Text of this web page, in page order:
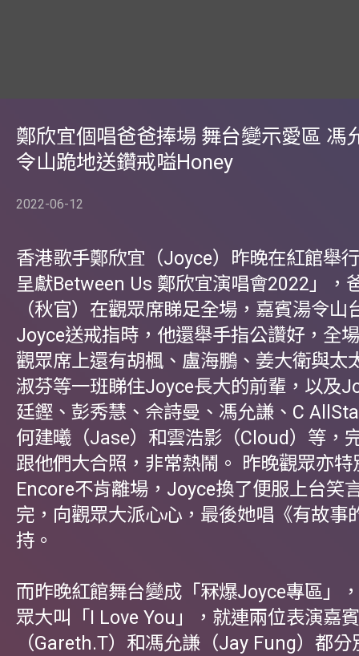
鄭欣宜個唱爸爸捧場 舞台變示愛區 馮
令山跪地送鑽戒嗌Honey
2022-06-12
香港歌手鄭欣宜（Joyce）昨晚在紅館舉
呈獻Between Us 鄭欣宜演唱會2022」，
（秋官）在觀眾席睇足全場，嘉賓湯令山
Joyce送戒指時，他還舉手指公讚好，全
觀眾席上還有胡楓、盧海鵬、姜大衛與太
淑芬等一班睇住Joyce長大的前輩，以及
廷鏗、彭秀慧、佘詩曼、馮允謙、C
何建曦（Jase）和雲浩影（Cloud）等，
跟他們大合照，非常熱鬧。 昨晚觀眾亦
Encore不肯離場，Joyce換了便服上台笑
完，向觀眾大派心心，最後她唱《有故事
持。
而昨晚紅館舞台變成「冧爆Joyce專區」
眾大叫「I Love You」，就連兩位表演嘉
（Gareth.T）和馮允謙（Jay Fung）都